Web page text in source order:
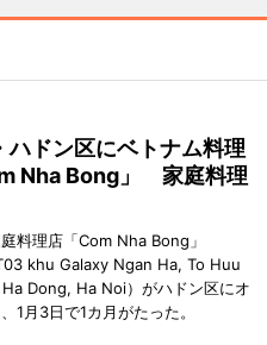
ハドン区にベトナム料理
Nha Bong」 家庭料理
料理店「Com Nha Bong」
khu Galaxy Ngan Ha, To Huu
Dong, Ha Noi）がハドン区にオ
1月3日で1カ月がたった。